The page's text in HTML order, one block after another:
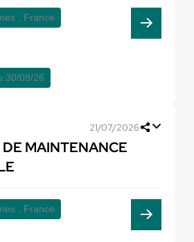
, France
30/09/26
21/07/2026
MAINTENANCE
, France